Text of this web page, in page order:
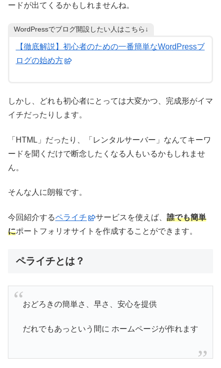
ードが出てくるかもしれませんね。
WordPressでブログ開設したい人はこちら↓
【徹底解説】初心者のための一番簡単なWordPressブ
ログの始め方
しかし、どれも初心者にとっては大変かつ、完成形がイマ
イチだったりします。
「HTML」だったり、「レンタルサーバー」なんてキーワ
ードを聞くだけで断念したくなる人もいるかもしれませ
ん。
そんな人に朗報です。
今回紹介するペライチ サービスを使えば、 誰でも簡単
にポートフォリオサイトを作成することができます。
ペライチとは？
おどろきの簡単さ、早さ、安心を提供
だれでもあっという間に ホームページが作れます